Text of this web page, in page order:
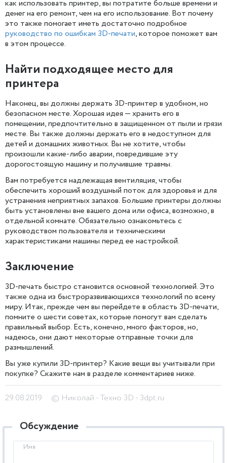
как использовать принтер, вы потратите больше времени и
денег на его ремонт, чем на его использование. Вот почему
это также помогает иметь достаточно подробное
руководство по ошибкам 3D-печати, которое поможет вам
в этом процессе.
Найти подходящее место для
принтера
Наконец, вы должны держать 3D-принтер в удобном, но
безопасном месте. Хорошая идея — хранить его в
помещении, предпочтительно в защищенном от пыли и грязи
месте. Вы также должны держать его в недоступном для
детей и домашних животных. Вы не хотите, чтобы
произошли какие-либо аварии, повредившие эту
дорогостоящую машину и получившие травмы.
Вам потребуется надлежащая вентиляция, чтобы
обеспечить хороший воздушный поток для здоровья и для
устранения неприятных запахов. Большие принтеры должны
быть установлены вне вашего дома или офиса, возможно, в
отдельной комнате. Обязательно ознакомьтесь с
руководством пользователя и техническими
характеристиками машины перед ее настройкой.
Заключение
3D-печать быстро становится основной технологией. Это
также одна из быстроразвивающихся технологий по всему
миру. Итак, прежде чем вы перейдете в область 3D-печати,
помните о шести советах, которые помогут вам сделать
правильный выбор. Есть, конечно, много факторов, но,
надеюсь, они дают некоторые отправные точки для
размышлений.
Вы уже купили 3D-принтер? Какие вещи вы учитывали при
покупке? Скажите нам в разделе комментариев ниже.
29.08.2019 © Николай - Техно 3D - 3dpt.ru
Обсуждение
Имя